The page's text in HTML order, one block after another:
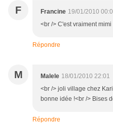
F Francine 19/01/2010
<br /> C'est vraiment
Répondre
M Malele 18/01/2010 22:01
<br /> joli village chez
bonne idée !<br /> Bises
Répondre